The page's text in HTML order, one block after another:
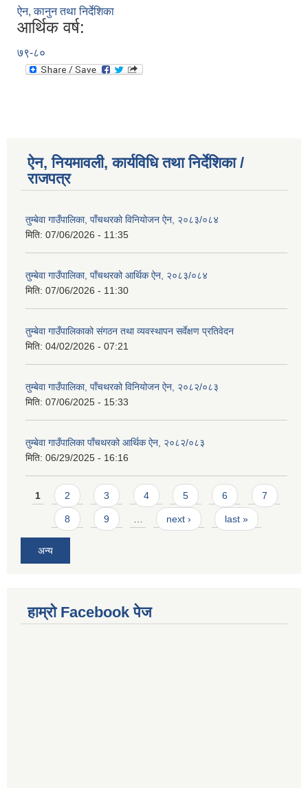
ऐन, कानुन तथा निर्देशिका
आर्थिक वर्ष:
७९-८०
ऐन, नियमावली, कार्यविधि तथा निर्देशिका /
राजपत्र
तुम्बेवा गाउँपालिका, पाँचथरको विनियोजन ऐन, २०८३/०८४
मिति: 07/06/2026 - 11:35
तुम्बेवा गाउँपालिका, पाँचथरको आर्थिक ऐन, २०८३/०८४
मिति: 07/06/2026 - 11:30
तुम्बेवा गाउँपालिकाको संगठन तथा व्यवस्थापन सर्वेक्षण प्रतिवेदन
मिति: 04/02/2026 - 07:21
तुम्बेवा गाउँपालिका, पाँचथरको विनियोजन ऐन, २०८२/०८३
मिति: 07/06/2025 - 15:33
तुम्बेवा गाउँपालिका पाँचथरको आर्थिक ऐन, २०८२/०८३
मिति: 06/29/2025 - 16:16
Pages
1 2 3 4 5 6 7
8 9 next › last »
अन्य
हाम्राे Facebook पेज